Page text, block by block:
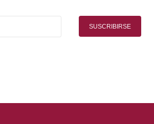
SUSCRIBIRSE